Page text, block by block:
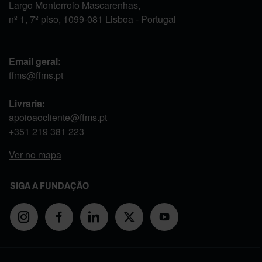
Largo Monterroio Mascarenhas,
nº 1, 7º piso, 1099-081 Lisboa - Portugal
Email geral:
ffms@ffms.pt
Livraria:
apoioaocliente@ffms.pt
+351 219 381 223
Ver no mapa
SIGA A FUNDAÇÃO